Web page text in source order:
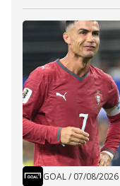
GOAL/ 07/08/2026